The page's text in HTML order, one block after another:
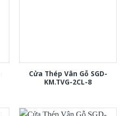
Cửa Thép Vân Gỗ SGD-
KM.TVG-2CL-8